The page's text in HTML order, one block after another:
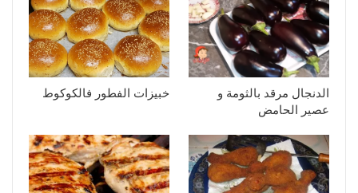
الدنجال مرقد بالثومة و
عصير الحامض
خبيزات الفطور فالكوكوط